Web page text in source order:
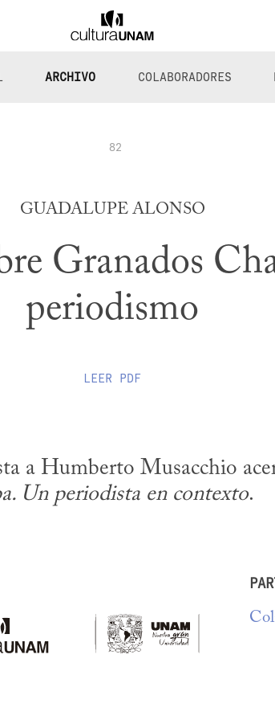
ARCHIVO COLABORADORES
82
GUADALUPE ALONSO
Granados
periodismo
LEER PDF
a Humberto Musacchio
Un periodista en contexto.